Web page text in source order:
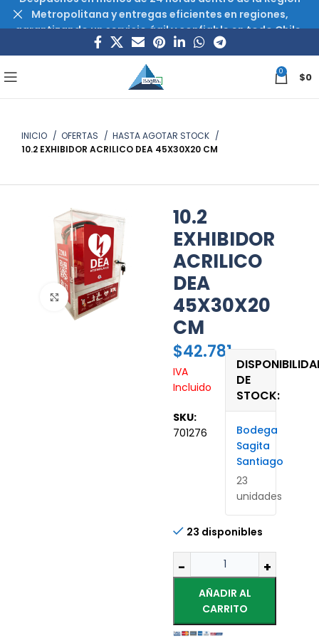
0 $0
INICIO OFERTAS
HASTA AGOTAR STOCK
10.2 EXHIBIDOR ACRILICO DEA 45X30X20 CM
Haz clic para ampliar
10.2
EXHIBIDOR
ACRILICO
DEA
45X30X20
CM
$42.781
IVA
Incluido
SKU:
701276
DE
STOCK:
Bodega
Sagita
Santiago
23
unidades
23 disponibles
AÑADIR AL
CARRITO
Metropolitana y entregas eficientes en regiones,
garantizando un servicio ágil y confiable en todo Chile.